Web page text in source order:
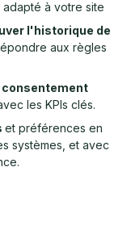
à votre site
l'historique de
aux règles
consentement
les KPIs clés.
et préférences en
systèmes, et avec